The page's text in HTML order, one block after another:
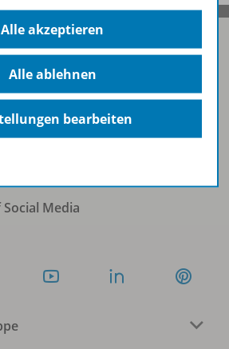
anmelden
Media
Alle akzeptieren
Alle ablehnen
bearbeiten